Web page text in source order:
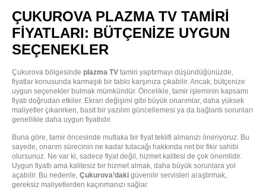
ÇUKUROVA PLAZMA TV TAMIRI
FIYATLARI: BÜTÇENIZE UYGUN
SEÇENEKLER
Çukurova bölgesinde plazma TV tamiri yaptırmayı düşündüğünüzde,
fiyatlar konusunda karmaşık bir tablo karşınıza çıkabilir. Ancak, bütçenize
uygun seçenekler bulmak mümkündür. Öncelikle, tamir işleminin kapsamı
fiyatı doğrudan etkiler. Ekran değişimi gibi büyük onarımlar, daha yüksek
maliyetler çıkarırken, basit bir yazılım güncellemesi ya da bağlantı sorunları
genellikle daha uygun fiyatlıdır.
Buna göre, tamir öncesinde mutlaka bir fiyat teklifi almanızı öneriyoruz. Bu
sayede, onarım sürecinin ne kadar tutacağı hakkında net bir fikir sahibi
olursunuz. Ne var ki, sadece fiyat değil, hizmet kalitesi de çok önemlidir.
Uygun fiyatlı ama kalitesiz bir hizmet almak, daha büyük sorunlara yol
açabilir. Bu nedenle, Çukurova’daki güvenilir servisleri araştırmak,
gereksiz maliyetlerden kaçınmanızı sağlar.